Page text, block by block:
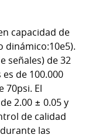
capacidad de
dinámico:10e5).
señales) de 32
de 100.000
70psi. El
2.00 ± 0.05 y
de calidad
las